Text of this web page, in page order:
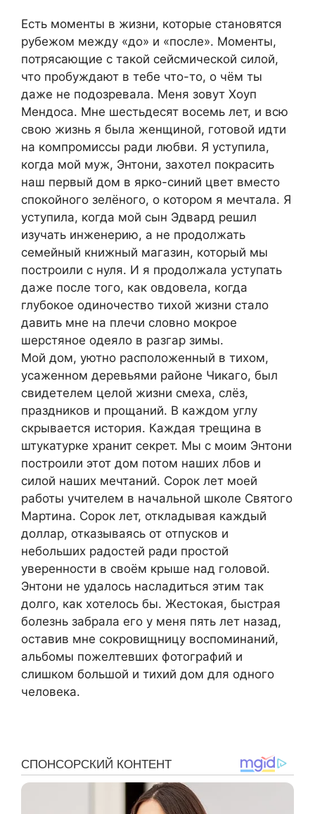
Есть моменты в жизни, которые становятся
рубежом между «до» и «после». Моменты,
потрясающие с такой сейсмической силой,
что пробуждают в тебе что-то, о чём ты
даже не подозревала. Меня зовут Хоуп
Мендоса. Мне шестьдесят восемь лет, и всю
свою жизнь я была женщиной, готовой идти
на компромиссы ради любви. Я уступила,
когда мой муж, Энтони, захотел покрасить
наш первый дом в ярко-синий цвет вместо
спокойного зелёного, о котором я мечтала. Я
уступила, когда мой сын Эдвард решил
изучать инженерию, а не продолжать
семейный книжный магазин, который мы
построили с нуля. И я продолжала уступать
даже после того, как овдовела, когда
глубокое одиночество тихой жизни стало
давить мне на плечи словно мокрое
шерстяное одеяло в разгар зимы.
Мой дом, уютно расположенный в тихом,
усаженном деревьями районе Чикаго, был
свидетелем целой жизни смеха, слёз,
праздников и прощаний. В каждом углу
скрывается история. Каждая трещина в
штукатурке хранит секрет. Мы с моим Энтони
построили этот дом потом наших лбов и
силой наших мечтаний. Сорок лет моей
работы учителем в начальной школе Святого
Мартина. Сорок лет, откладывая каждый
доллар, отказываясь от отпусков и
небольших радостей ради простой
уверенности в своём крыше над головой.
Энтони не удалось насладиться этим так
долго, как хотелось бы. Жестокая, быстрая
болезнь забрала его у меня пять лет назад,
оставив мне сокровищницу воспоминаний,
альбомы пожелтевших фотографий и
слишком большой и тихий дом для одного
человека.